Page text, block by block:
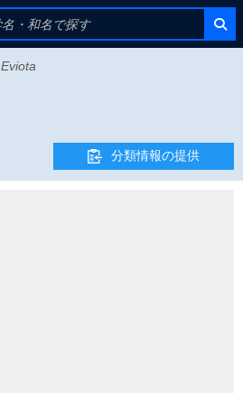
Eviota
分類情報の提供